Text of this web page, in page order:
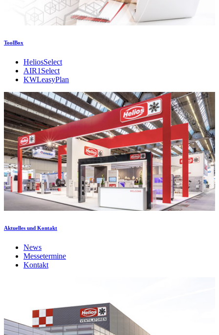
ToolBox
HeliosSelect
AIR1Select
KWLeasyPlan
Aktuelles und Kontakt
News
Messetermine
Kontakt